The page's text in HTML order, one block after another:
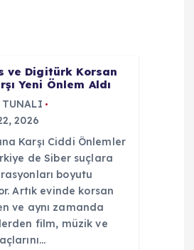
ve Digitürk Korsan
Yeni Önlem Aldı
2026
Karşı Ciddi Önlemler
de Siber suçlara
boyutu
Artık evinde korsan
ve aynı zamanda
film, müzik ve